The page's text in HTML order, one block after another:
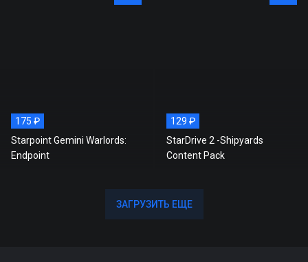
175 ₽
Starpoint Gemini Warlords:
Endpoint
129 ₽
StarDrive 2 -Shipyards
Content Pack
ЗАГРУЗИТЬ ЕЩЕ
ЗАГРУЗИТЬ ЕЩЕ